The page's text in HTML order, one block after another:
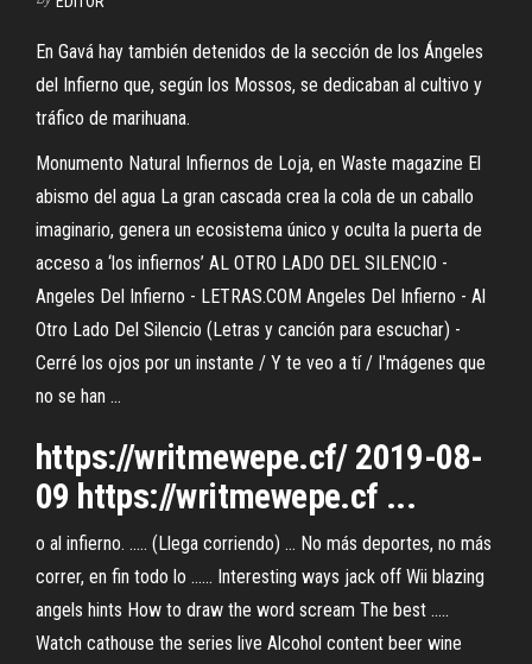
En Gavá hay también detenidos de la sección de los Ángeles
del Infierno que, según los Mossos, se dedicaban al cultivo y
tráfico de marihuana.
Monumento Natural Infiernos de Loja, en Waste magazine El
abismo del agua La gran cascada crea la cola de un caballo
imaginario, genera un ecosistema único y oculta la puerta de
acceso a ‘los infiernos’ AL OTRO LADO DEL SILENCIO -
Angeles Del Infierno - LETRAS.COM Angeles Del Infierno - Al
Otro Lado Del Silencio (Letras y canción para escuchar) -
Cerré los ojos por un instante / Y te veo a tí / I'mágenes que
no se han ...
https://writmewepe.cf/ 2019-08-
09 https://writmewepe.cf ...
o al infierno. ..... (Llega corriendo) ... No más deportes, no más
correr, en fin todo lo ...... Interesting ways jack off Wii blazing
angels hints How to draw the word scream The best .....
Watch cathouse the series live Alcohol content beer wine